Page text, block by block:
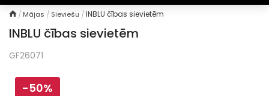
Mājas Sieviešu INBLU čības sievietēm
INBLU čības sievietēm
GF26071
-50%